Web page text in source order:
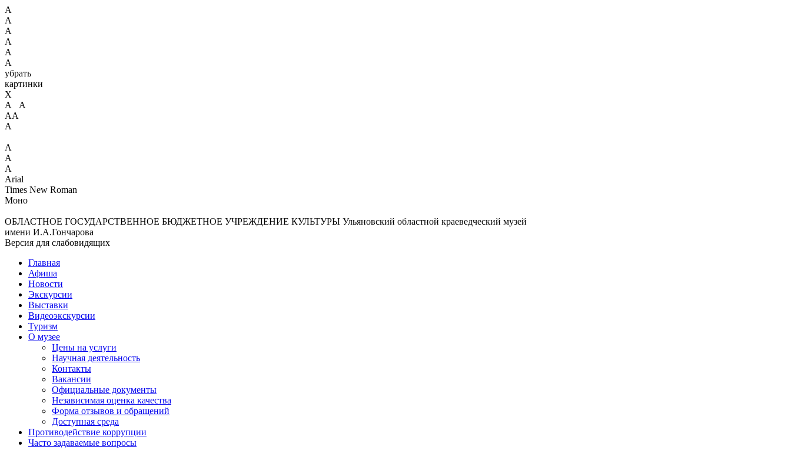
А
А
А
А
А
А
убрать
картинки
X
А А
АА
А
А
А
А
Arial
Times New Roman
Моно
ОБЛАСТНОЕ ГОСУДАРСТВЕННОЕ БЮДЖЕТНОЕ УЧРЕЖДЕНИЕ КУЛЬТУРЫ Ульяновский областной краеведческий музей
имени И.А.Гончарова
Версия для слабовидящих
Главная
Афиша
Новости
Экскурсии
Выставки
Видеоэкскурсии
Туризм
О музее
Цены на услуги
Научная деятельность
Контакты
Вакансии
Официальные документы
Независимая оценка качества
Форма отзывов и обращений
Доступная среда
Противодействие коррупции
Часто задаваемые вопросы